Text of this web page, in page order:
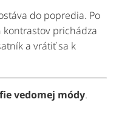
do popredia. Po
kontrastov prichádza
a vrátiťsa k
vedomej módy.